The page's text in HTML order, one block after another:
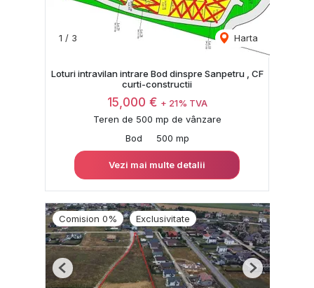
1 / 3 Harta
Loturi intravilan intrare Bod dinspre Sanpetru , CF
curti-constructii
15,000 € + 21% TVA
Teren de 500 mp de vânzare
Bod
500 mp
Vezi mai multe detalii
Comision 0% Exclusivitate
Previous Next